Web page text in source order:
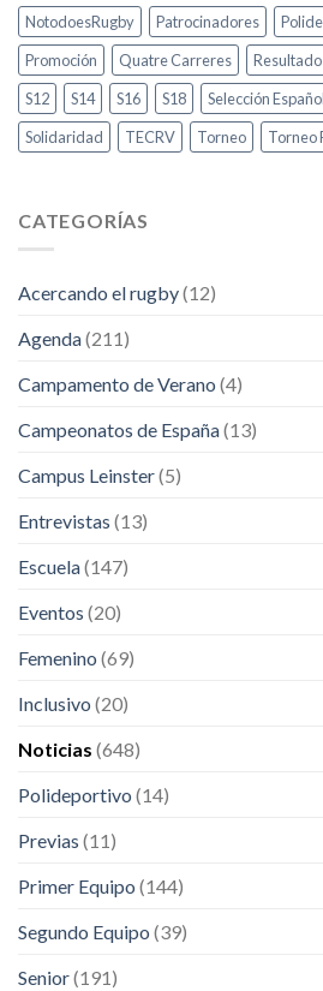
NotodoesRugby
Patrocinadores
Promoción
Quatre Carreres
S12
S14 S16 S18 Selección
Solidaridad
TECRV Torneo Torneo
CATEGORÍAS
Acercando el rugby(12)
Agenda(211)
Campamento de Verano (4)
Campeonatos de España(13)
Campus Leinster(5)
Entrevistas (13)
Escuela(147)
Eventos (20)
Femenino (69)
Inclusivo (20)
Noticias (648)
Polideportivo (14)
Previas (11)
Primer Equipo (144)
Segundo Equipo (39)
Senior(191)